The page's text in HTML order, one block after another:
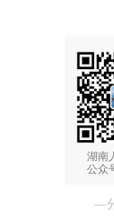
湖南
公众
—